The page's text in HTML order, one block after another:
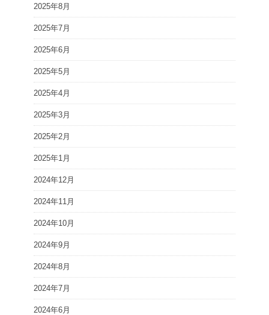
2025年8月
2025年7月
2025年6月
2025年5月
2025年4月
2025年3月
2025年2月
2025年1月
2024年12月
2024年11月
2024年10月
2024年9月
2024年8月
2024年7月
2024年6月